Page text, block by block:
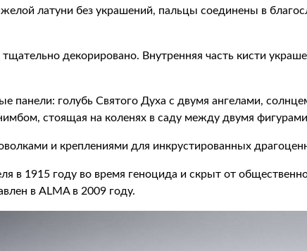
латуни без украшений, пальцы соединены в
тщательно декорировано. Внутренняя часть кисти
панели: голубь Святого Духа с двумя ангелами,
стоящая на коленях в саду между двумя
и креплениями для инкрустированных
в 1915 году во время геноцида и скрыт от
в ALMA в 2009 году.